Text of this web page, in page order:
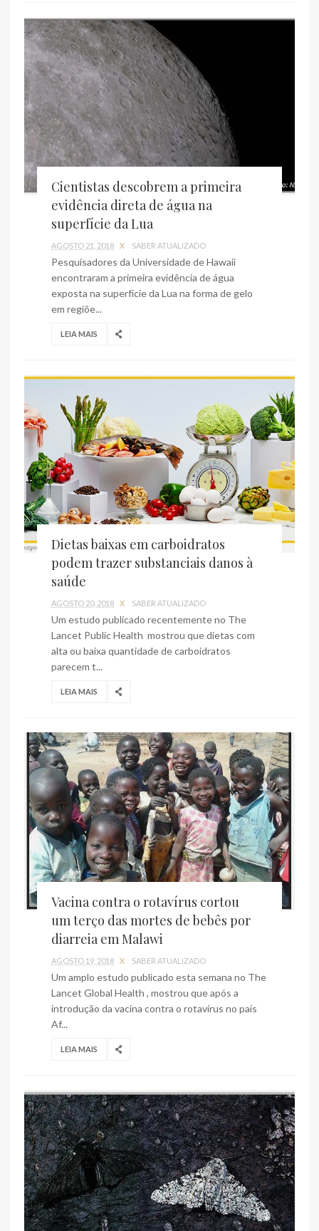
Cientistas descobrem a primeira
evidência direta de água na
superfície da Lua
AGOSTO 21, 2018 X SABER ATUALIZADO
Pesquisadores da Universidade de Hawaii
encontraram a primeira evidência de água
exposta na superfície da Lua na forma de gelo
em regiõe...
LEIA MAIS
Dietas baixas em carboidratos
podem trazer substanciais danos à
saúde
AGOSTO 20, 2018 X SABER ATUALIZADO
Um estudo publicado recentemente no The
Lancet Public Health mostrou que dietas com
alta ou baixa quantidade de carboidratos
parecem t...
LEIA MAIS
Vacina contra o rotavírus cortou
um terço das mortes de bebês por
diarreia em Malawi
AGOSTO 19, 2018 X SABER ATUALIZADO
Um amplo estudo publicado esta semana no The
Lancet Global Health , mostrou que após a
introdução da vacina contra o rotavírus no país
Af...
LEIA MAIS